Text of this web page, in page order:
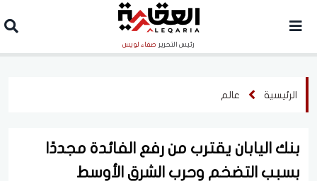
رئيس التحرير صفاء لويس
الرئيسية عالم
بنك اليابان يقترب من رفع الفائدة مجددًا
بسبب التضخم وحرب الشرق الأوسط